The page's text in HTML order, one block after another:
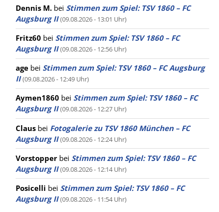
Dennis M. bei Stimmen zum Spiel: TSV 1860 – FC
Augsburg II (09.08.2026 - 13:01 Uhr)
Fritz60 bei Stimmen zum Spiel: TSV 1860 – FC
Augsburg II (09.08.2026 - 12:56 Uhr)
age bei Stimmen zum Spiel: TSV 1860 – FC Augsburg
II (09.08.2026 - 12:49 Uhr)
Aymen1860 bei Stimmen zum Spiel: TSV 1860 – FC
Augsburg II (09.08.2026 - 12:27 Uhr)
Claus bei Fotogalerie zu TSV 1860 München – FC
Augsburg II (09.08.2026 - 12:24 Uhr)
Vorstopper bei Stimmen zum Spiel: TSV 1860 – FC
Augsburg II (09.08.2026 - 12:14 Uhr)
Posicelli bei Stimmen zum Spiel: TSV 1860 – FC
Augsburg II (09.08.2026 - 11:54 Uhr)